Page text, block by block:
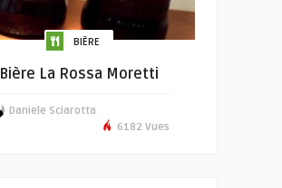
BIÈRE
Bière La Rossa Moretti
Daniele Sciarotta
6182 Vues